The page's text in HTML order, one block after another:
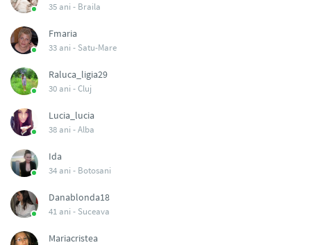
35 ani - Braila
Fmaria
33 ani - Satu-Mare
Raluca_ligia29
30 ani -Cluj
Lucia_lucia
38 ani -Alba
Ida
34 ani - Botosani
Danablonda18
41 ani - Suceava
Mariacristea